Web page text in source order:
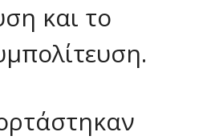
και το